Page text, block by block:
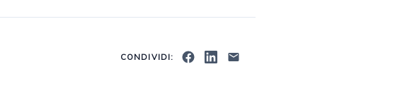
CONDIVIDI: